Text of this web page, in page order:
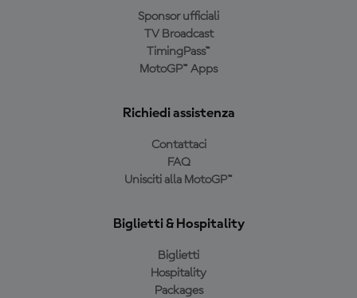
Sponsor ufficiali
TV Broadcast
TimingPass™
MotoGP™ Apps
Richiedi assistenza
Contattaci
FAQ
Unisciti alla MotoGP™
Biglietti & Hospitality
Biglietti
Hospitality
Packages